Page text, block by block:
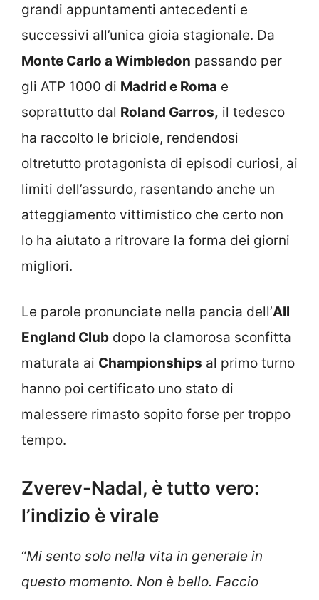
grandi appuntamenti antecedenti e
successivi all’unica gioia stagionale. Da
Monte Carlo a Wimbledon passando per
gli ATP 1000 di Madrid e Roma e
soprattutto dal Roland Garros, il tedesco
ha raccolto le briciole, rendendosi
oltretutto protagonista di episodi curiosi, ai
limiti dell’assurdo, rasentando anche un
atteggiamento vittimistico che certo non
lo ha aiutato a ritrovare la forma dei giorni
migliori.
Le parole pronunciate nella pancia dell’All
England Club dopo la clamorosa sconfitta
maturata ai Championships al primo turno
hanno poi certificato uno stato di
malessere rimasto sopito forse per troppo
tempo.
Zverev-Nadal, è tutto vero:
l’indizio è virale
“Mi sento solo nella vita in generale in
questo momento. Non è bello. Faccio